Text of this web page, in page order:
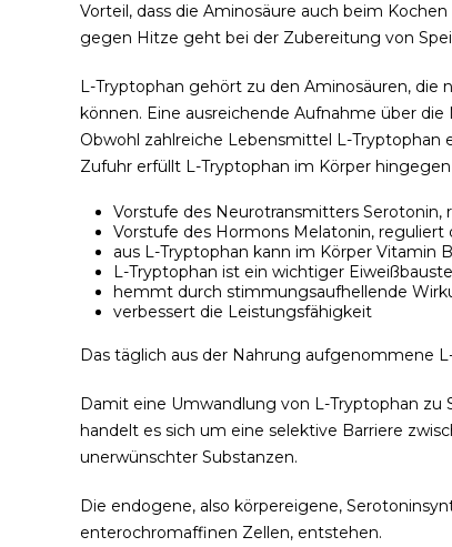
Vorteil, dass die Aminosäure auch beim
gegen Hitze geht bei der Zubereitung von
L-Tryptophan gehört zu den Aminosäuren,
können. Eine ausreichende Aufnahme über die
Obwohl zahlreiche Lebensmittel L-
Zufuhr erfüllt L-Tryptophan im Körper
Vorstufe des Neurotransmitters
Vorstufe des Hormons Melatonin,
aus L-Tryptophan kann im Körper Vitamin
L-Tryptophan ist ein wichtiger
hemmt durch stimmungsaufhellende
verbessert die Leistungsfähigkeit
Das täglich aus der Nahrung aufgenommene
Damit eine Umwandlung von L-Tryptophan zu
handelt es sich um eine selektive Barriere
unerwünschter Substanzen.
Die endogene, also körpereigene,
enterochromaffinen Zellen, entstehen.